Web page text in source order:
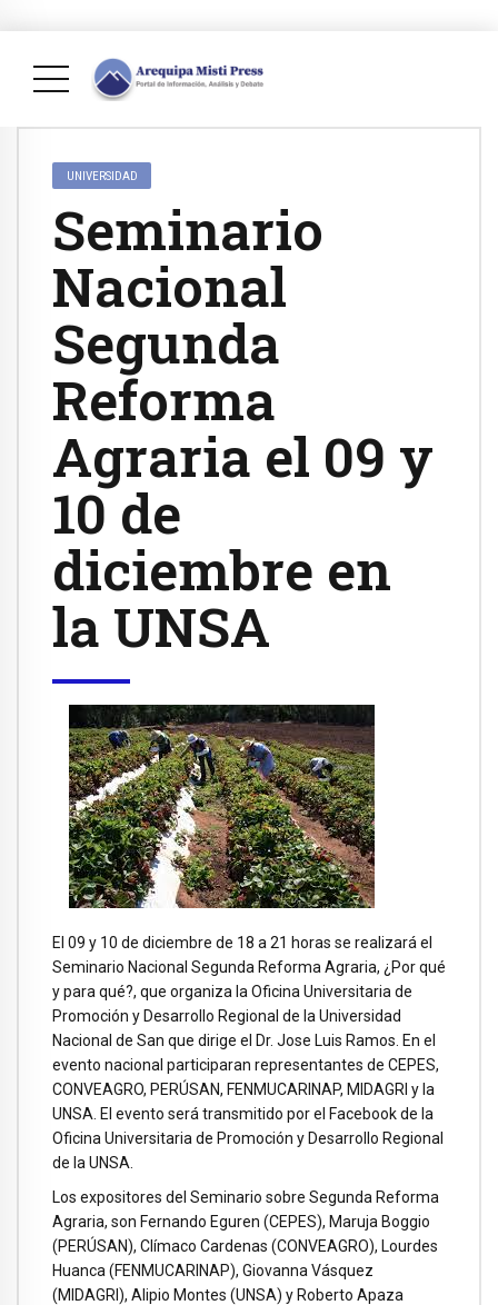
UNIVERSIDAD
Seminario
Nacional
Segunda
Reforma
Agraria el 09 y
10 de
diciembre en
la UNSA
El 09 y 10 de diciembre de 18 a 21 horas se realizará el
Seminario Nacional Segunda Reforma Agraria, ¿Por qué
y para qué?, que organiza la Oficina Universitaria de
Promoción y Desarrollo Regional de la Universidad
Nacional de San que dirige el Dr. Jose Luis Ramos. En el
evento nacional participaran representantes de CEPES,
CONVEAGRO, PERÚSAN, FENMUCARINAP, MIDAGRI y la
UNSA. El evento será transmitido por el Facebook de la
Oficina Universitaria de Promoción y Desarrollo Regional
de la UNSA.
Los expositores del Seminario sobre Segunda Reforma
Agraria, son Fernando Eguren (CEPES), Maruja Boggio
(PERÚSAN), Clímaco Cardenas (CONVEAGRO), Lourdes
Huanca (FENMUCARINAP), Giovanna Vásquez
(MIDAGRI), Alipio Montes (UNSA) y Roberto Apaza